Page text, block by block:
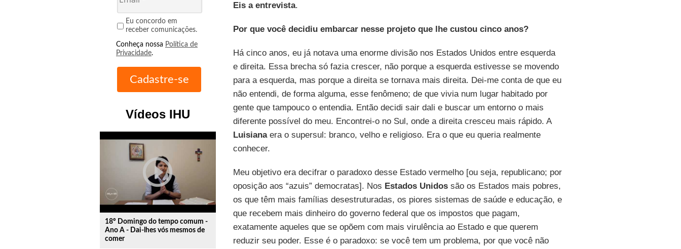
Eu concordo em
receber comunicações.
Conheça nossa Política de
Privacidade.
Vídeos IHU
play_circle_outline
18º Domingo do tempo comum -
Ano A - Dai-lhes vós mesmos de
comer
Eis a entrevista.
Por que você decidiu embarcar nesse projeto que lhe custou cinco anos?
Há cinco anos, eu já notava uma enorme divisão nos Estados Unidos entre esquerda
e direita. Essa brecha só fazia crescer, não porque a esquerda estivesse se movendo
para a esquerda, mas porque a direita se tornava mais direita. Dei-me conta de que eu
não entendi, de forma alguma, esse fenômeno; de que vivia num lugar habitado por
gente que tampouco o entendia. Então decidi sair dali e buscar um entorno o mais
diferente possível do meu. Encontrei-o no Sul, onde a direita cresceu mais rápido. A
Luisianaera o supersul: branco, velho e religioso. Era o que eu queria realmente
conhecer.
Meu objetivo era decifrar o paradoxo desse Estado vermelho [ou seja, republicano; por
oposição aos “azuis” democratas]. Nos Estados Unidossão os Estados mais pobres,
os que têm mais famílias desestruturadas, os piores sistemas de saúde e educação, e
que recebem mais dinheiro do governo federal que os impostos que pagam,
exatamente aqueles que se opõem com mais virulência ao Estado e que querem
reduzir seu poder. Esse é o paradoxo: se você tem um problema, por que você não